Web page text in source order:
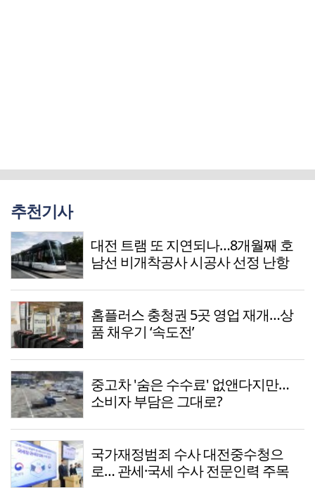
추천기사
대전 트램 또 지연되나…8개월째 호
남선 비개착공사 시공사 선정 난항
홈플러스 충청권 5곳 영업 재개…상
품 채우기 ‘속도전’
중고차 '숨은 수수료' 없앤다지만…
소비자 부담은 그대로?
국가재정범죄 수사 대전중수청으
로… 관세·국세 수사 전문인력 주목